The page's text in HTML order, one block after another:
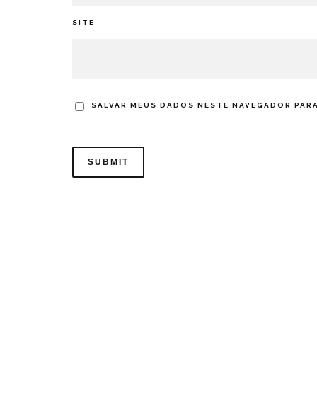
SITE
SALVAR MEUS DADOS NESTE NAVEGADOR